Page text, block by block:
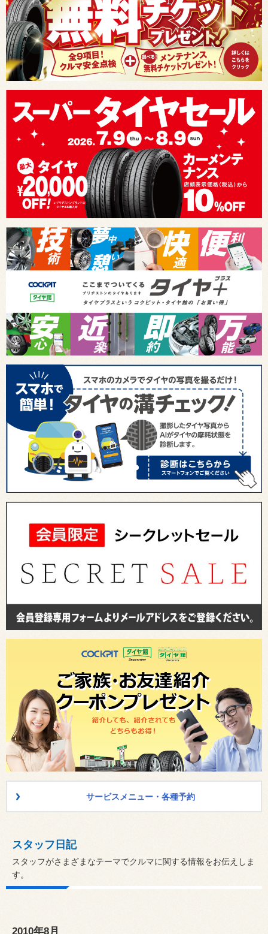
サービスメニュー・各種予約
スタッフ日記
スタッフがさまざまなテーマでクルマに関する情報をお伝えしま
す。
2010年8月